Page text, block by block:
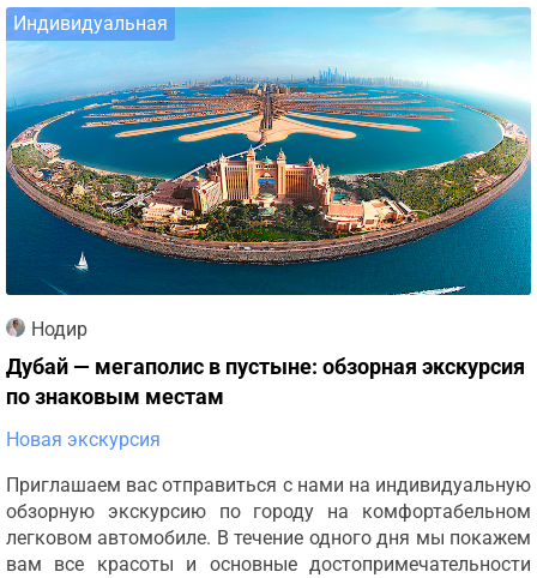
Индивидуальная
Нодир
Дубай — мегаполис в пустыне: обзорная экскурсия
по знаковым местам
Новая экскурсия
Приглашаем вас отправиться с нами на индивидуальную
обзорную экскурсию по городу на комфортабельном
легковом автомобиле. В течение одного дня мы покажем
вам все красоты и основные достопримечательности